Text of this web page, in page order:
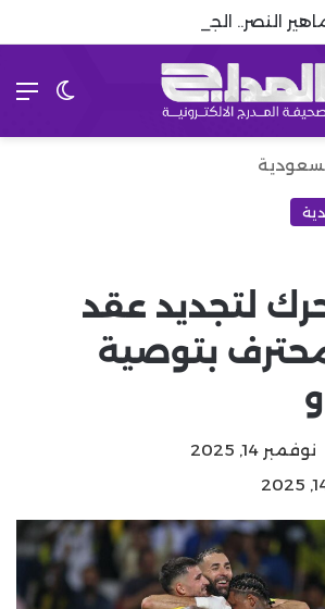
لتجديد عقد
بتوصية
نوفمبر 14, 2025